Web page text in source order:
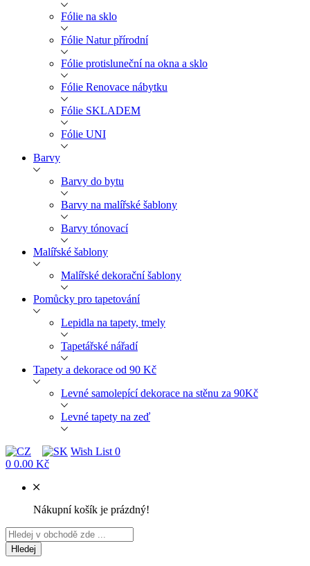
Fólie na sklo
Fólie Natur přírodní
Fólie protisluneční na okna a sklo
Fólie Renovace nábytku
Fólie SKLADEM
Fólie UNI
Barvy
Barvy do bytu
Barvy na malířské šablony
Barvy tónovací
Malířské šablony
Malířské dekorační šablony
Pomůcky pro tapetování
Lepidla na tapety, tmely
Tapetářské nářadí
Tapety a dekorace od 90 Kč
Levné samolepící dekorace na stěnu za 90Kč
Levné tapety na zeď
Wish List 0
0 0.00 Kč
Nákupní košík je prázdný!
Hledej